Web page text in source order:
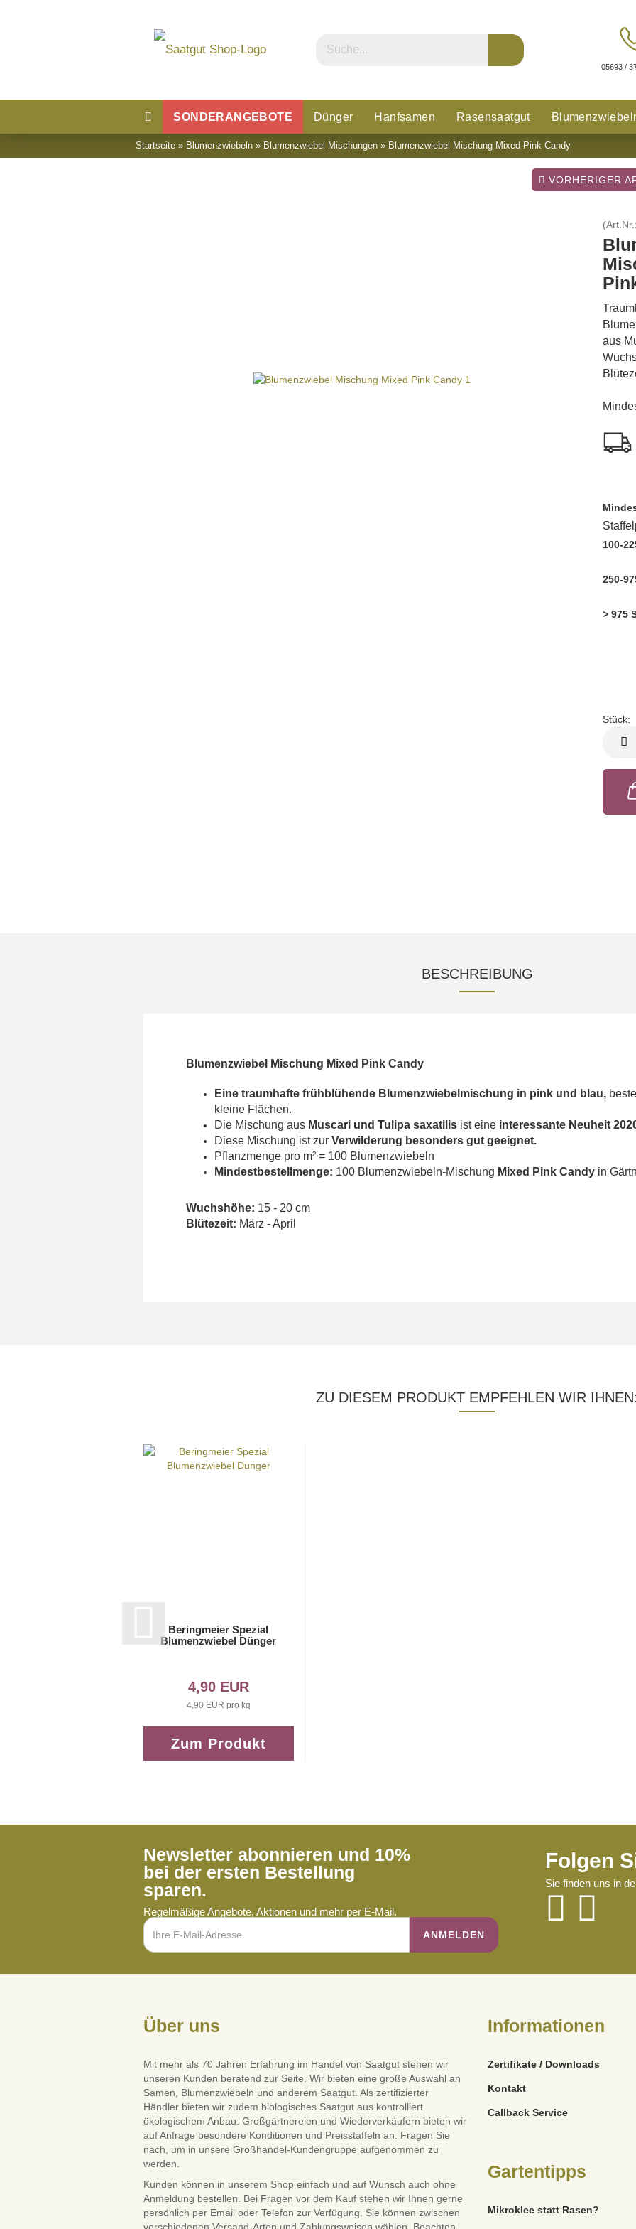
05693 /
SONDERANGEBOTE Dünger Hanfsamen Rasensaatgut
Blumensaatgut Blumenwiesen Glücksklee
Startseite » Blumenzwiebeln » Blumenzwiebel Mischungen » Blumenzwiebel Mischung Mixed Pink Candy
VORHERIGER
aus
100-
250-
> 975
Stück:
Stück
BESCHREIBUNG
Blumenzwiebel Mischung Mixed Pink Candy
Eine traumhafte frühblühende Blumenzwiebelmischung in pink und blau,
kleine Flächen.
Die Mischung aus Muscari und Tulipa saxatilis ist eine interessante Neuheit
Diese Mischung ist zur Verwilderung besonders gut geeignet.
Pflanzmenge pro m² = 100 Blumenzwiebeln
Mindestbestellmenge: 100 Blumenzwiebeln-Mischung Mixed Pink Candy in
Wuchshöhe: 15 - 20 cm
Blütezeit: März - April
ZU DIESEM PRODUKT EMPFEHLEN WIR
Beringmeier Spezial
Blumenzwiebel Dünger
4,90 EUR
4,90 EUR pro kg
Zum Produkt
Newsletter abonnieren und 10%
bei der ersten Bestellung
sparen.
Regelmäßige Angebote, Aktionen und mehr per E-Mail.
Folgen
Sie finden uns in
Über uns
Mit mehr als 70 Jahren Erfahrung im Handel von Saatgut stehen wir
unseren Kunden beratend zur Seite. Wir bieten eine große Auswahl an
Samen, Blumenzwiebeln und anderem Saatgut. Als zertifizierter
Händler bieten wir zudem biologisches Saatgut aus kontrolliert
ökologischem Anbau. Großgärtnereien und Wiederverkäufern bieten wir
auf Anfrage besondere Konditionen und Preisstaffeln an. Fragen Sie
nach, um in unsere Großhandel-Kundengruppe aufgenommen zu
werden.
Kunden können in unserem Shop einfach und auf Wunsch auch ohne
Anmeldung bestellen. Bei Fragen vor dem Kauf stehen wir Ihnen gerne
persönlich per Email oder Telefon zur Verfügung. Sie können zwischen
Informationen
Zertifikate / Downloads
Kontakt
Callback Service
Gartentipps
Mikroklee statt Rasen?